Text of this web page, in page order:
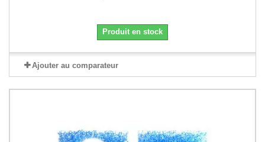
Produit en stock
Ajouter au comparateur